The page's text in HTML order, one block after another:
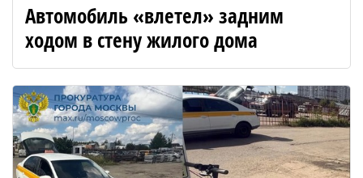
Автомобиль «влетел» задним
ходом в стену жилого дома